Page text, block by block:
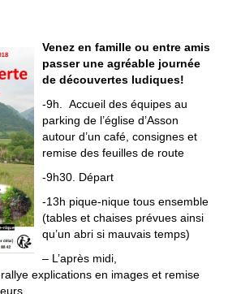
Venez en famille ou entre amis
passer une agréable journée
de découvertes ludiques!
-9h. Accueil des équipes au
parking de l’église d’Asson
autour d’un café, consignes et
remise des feuilles de route
-9h30. Départ
-13h pique-nique tous ensemble
(tables et chaises prévues ainsi
qu’un abri si mauvais temps)
– L’après midi,
explications en images et remise